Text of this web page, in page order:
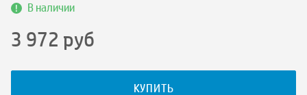
В наличии
3 972 руб
КУПИТЬ